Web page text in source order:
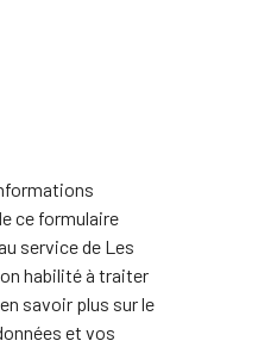
ce formulaire
service de Les
habilité à traiter
savoir plus sur le
et vos